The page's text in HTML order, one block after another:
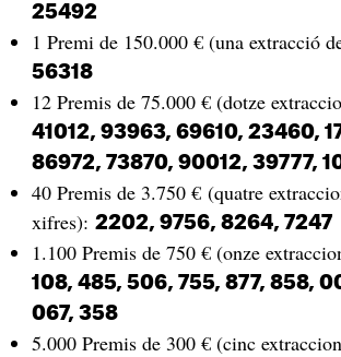
25492
1 Premi de 150.000 € (una extracció
56318
12 Premis de 75.000 € (dotze
41012, 93963, 69610, 23460,
86972, 73870, 90012, 39777,
40 Premis de 3.750 € (quatre
xifres): 2202, 9756, 8264, 7247
1.100 Premis de 750 € (onze
108, 485, 506, 755, 877, 858,
067, 358
5.000 Premis de 300 € (cinc